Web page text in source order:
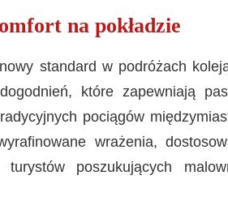
na pokładzie
standard w podróżach
które zapewniają
pociągów
wrażenia,
poszukujących